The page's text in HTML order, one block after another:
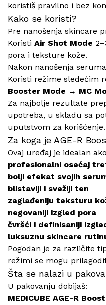
koristiš pravilno i bez
Kako se koristi?
Pre nanošenja skincare
Koristi Air Shot Mode
pora i teksture kože.
Nakon nanošenja
Koristi režime sledećim
Booster Mode → MC
Za najbolje rezultate
upotreba, u skladu sa
uputstvom za korišćenje.
Za koga je AGE-R
Ovaj uređaj je idealan
profesionalni osećaj
bolji efekat svojih
blistaviji i svežiji ten
zaglađeniju teksturu
negovaniji izgled pora
čvršći i definisaniji
luksuznu skincare
Pogodan je za različite
režimi se mogu
Šta se nalazi u
U pakovanju dobijaš:
MEDICUBE AGE-R